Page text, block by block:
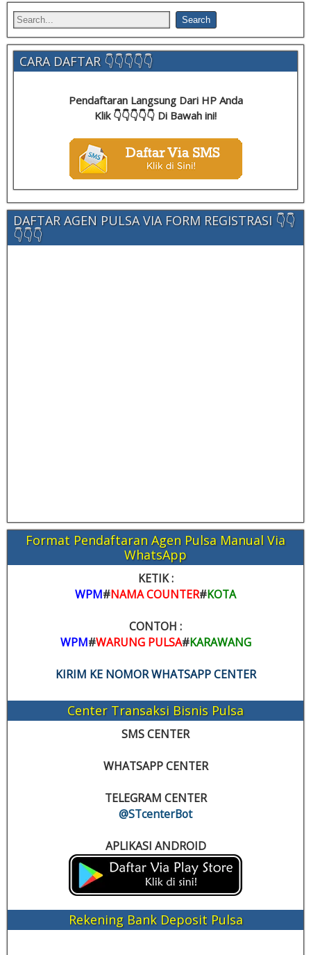
CARA DAFTAR 👇👇👇👇👇
Pendaftaran Langsung Dari HP Anda
Klik 👇👇👇👇👇 Di Bawah ini!
DAFTAR AGEN PULSA VIA FORM REGISTRASI 👇👇
👇👇👇
Format Pendaftaran Agen Pulsa Manual Via
WhatsApp
KETIK :
WPM#NAMA COUNTER#KOTA
CONTOH :
WPM#WARUNG PULSA#KARAWANG
KIRIM KE NOMOR WHATSAPP CENTER
Center Transaksi Bisnis Pulsa
SMS CENTER
WHATSAPP CENTER
TELEGRAM CENTER
@STcenterBot
APLIKASI ANDROID
Rekening Bank Deposit Pulsa